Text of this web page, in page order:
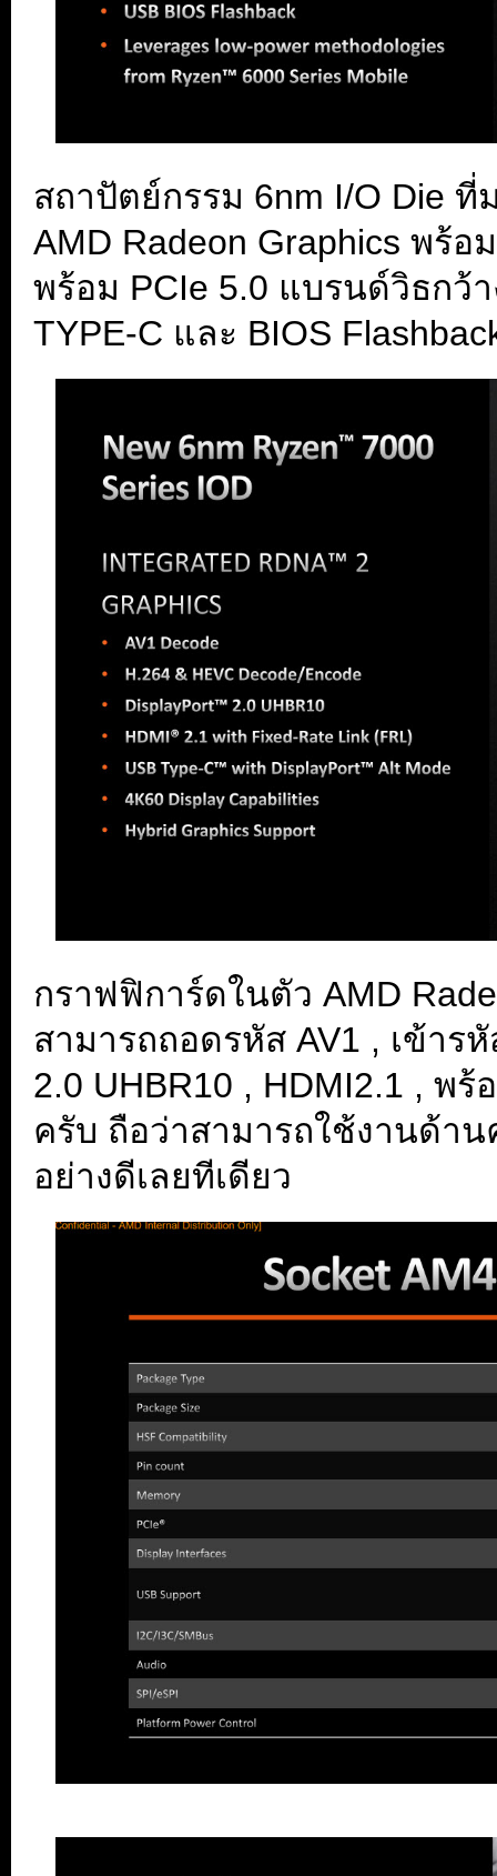
สถาปัตย์กรรม 6nm I/O Die
AMD Radeon Graphics พร้
พร้อม PCIe 5.0 แบรนด์วิธกว้
TYPE-C และ BIOS
กราฟฟิการ์ดในตัว AMD
สามารถถอดรหัส AV1 , เข้าร
2.0 UHBR10 , HDMI2.1 , พ
ครับ ถือว่าสามารถใช้งานด้า
อย่างดีเลยทีเดียว